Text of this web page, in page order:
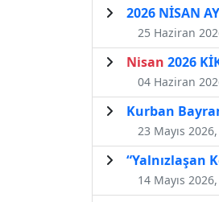
2026 NİSAN
25 Haziran
Nisan 2026
04 Haziran
Kurban
23 Mayıs
“Yalnızlaşan
14 Mayıs